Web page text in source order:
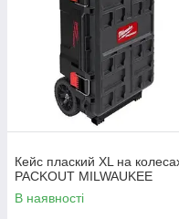
Кейс плаский XL на
PACKOUT MILWAUKEE
В наявності